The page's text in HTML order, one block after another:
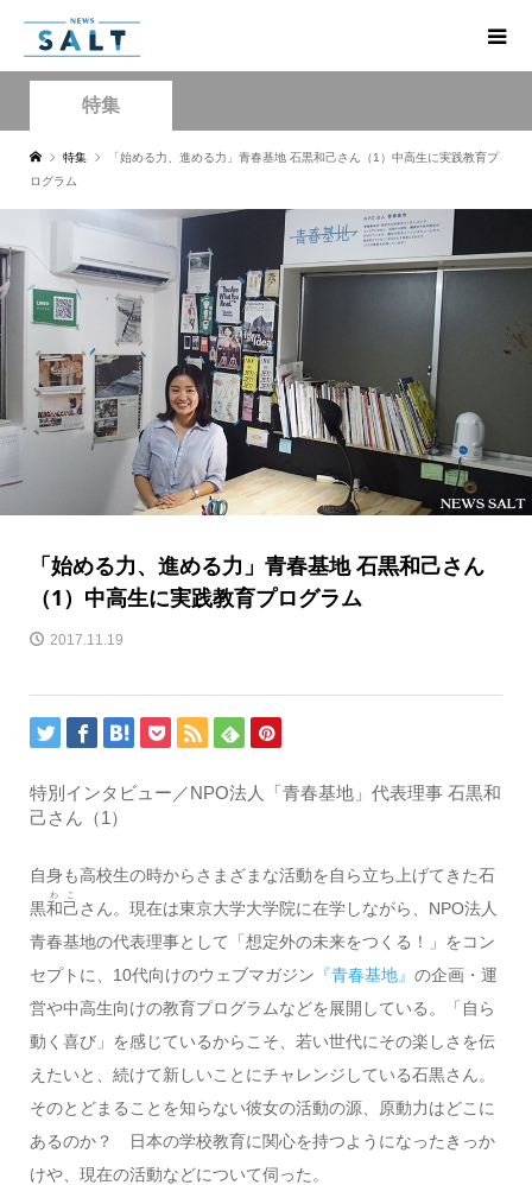
特集
特集
「始める力、進める力」青春基地 石黒和己さん（1）中高生に実践教育プ
ログラム
「始める力、進める力」青春基地 石黒和己さん
（1）中高生に実践教育プログラム
2017.11.19
特別インタビュー／NPO法人「青春基地」代表理事 石黒和
己さん（1）
自身も高校生の時からさまざまな活動を自ら立ち上げてきた石
黒和己
わこ
さん。現在は東京大学大学院に在学しながら、NPO法人
青春基地の代表理事として「想定外の未来をつくる！」をコン
セプトに、10代向けのウェブマガジン 『青春基地』 の企画・運
営や中高生向けの教育プログラムなどを展開している。「自ら
動く喜び」を感じているからこそ、若い世代にその楽しさを伝
えたいと、続けて新しいことにチャレンジしている石黒さん。
そのとどまることを知らない彼女の活動の源、原動力はどこに
あるのか？ 日本の学校教育に関心を持つようになったきっか
けや、現在の活動などについて伺った。